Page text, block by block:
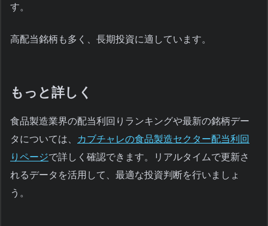
す。
高配当銘柄も多く、長期投資に適しています。
もっと詳しく
食品製造業界の配当利回りランキングや最新の銘柄デー
タについては、
カブチャレの食品製造セクター配当利回
りページで詳しく確認できます。リアルタイムで更新さ
れるデータを活用して、最適な投資判断を行いましょ
う。